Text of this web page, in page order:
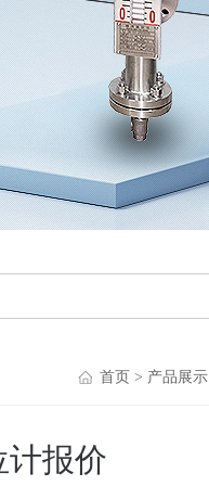
首页 > 产品展示
计报价